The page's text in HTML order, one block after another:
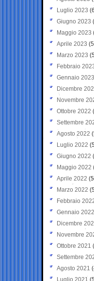
Luglio 2023
Giugno 2023
Maggio 2023
Aprile 2023
Marzo 2023
Febbraio
Gennaio 2023
Dicembre
Novembre
Ottobre 2022
Settembre
Agosto 2022
Luglio 2022
Giugno 2022
Maggio 2022
Aprile 2022
Marzo 2022
Febbraio
Gennaio 2022
Dicembre
Novembre
Ottobre 2021
Settembre
Agosto 2021
Luglio 2021